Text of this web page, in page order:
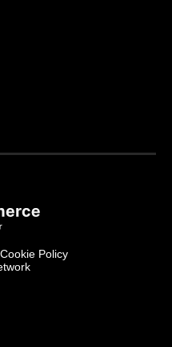
Cookie Policy